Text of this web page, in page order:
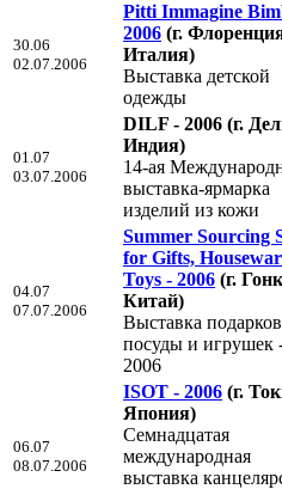
30.06
02.07.2006
Pitti Immagine
2006 (г.
Италия)
Выставка детской
одежды
01.07
03.07.2006
DILF - 2006 (г.
Индия)
14-ая
выставка-ярмарка
изделий из кожи
04.07
07.07.2006
Summer Sourcing
for Gifts,
Toys - 2006 (г.
Китай)
Выставка
посуды и игрушек
2006
06.07
08.07.2006
ISOT - 2006 (г.
Япония)
Семнадцатая
международная
выставка